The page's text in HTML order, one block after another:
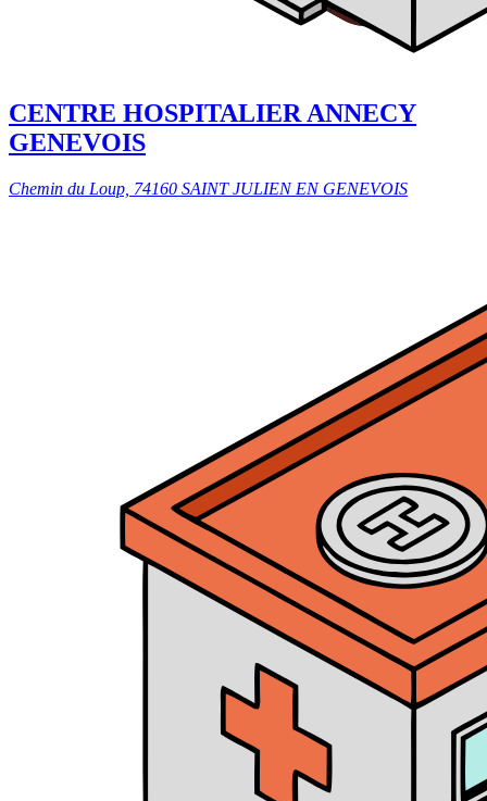
CENTRE HOSPITALIER ANNECY
GENEVOIS
Chemin du Loup, 74160 SAINT JULIEN EN GENEVOIS